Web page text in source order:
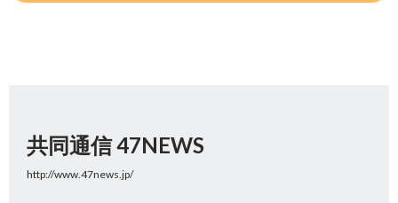
共同通信 47NEWS
http://www.47news.jp/